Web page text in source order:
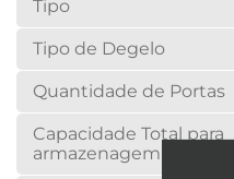
Tipo
Tipo de Degelo
Quantidade de Portas
Capacidade Total para
armazenagem